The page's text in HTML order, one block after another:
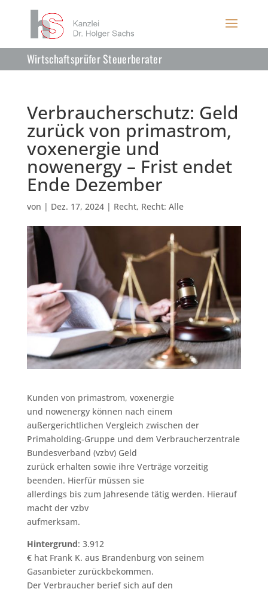
Wirtschaftsprüfer Steuerberater
Verbraucherschutz: Geld
zurück von primastrom,
voxenergie und
nowenergy – Frist endet
Ende Dezember
von | Dez. 17, 2024| Recht, Recht: Alle
Kunden von primastrom, voxenergie
und nowenergy können nach einem
außergerichtlichen Vergleich zwischen der
Primaholding-Gruppe und dem Verbraucherzentrale
Bundesverband (vzbv) Geld
zurück erhalten sowie ihre Verträge vorzeitig
beenden. Hierfür müssen sie
allerdings bis zum Jahresende tätig werden. Hierauf
macht der vzbv
aufmerksam.
Hintergrund: 3.912
€ hat Frank K. aus Brandenburg von seinem
Gasanbieter zurückbekommen.
Der Verbraucher berief sich auf den